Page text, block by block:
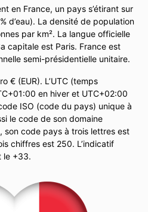
en France, un pays s’étirant sur
d’eau). La densité de population
par km². La langue officielle
capitale est Paris. France est
semi-présidentielle unitaire.
€ (EUR). L’UTC (temps
en hiver et UTC+02:00
ISO (code du pays) unique à
le code de son domaine
son code pays à trois lettres est
chiffres est 250. L’indicatif
le +33.